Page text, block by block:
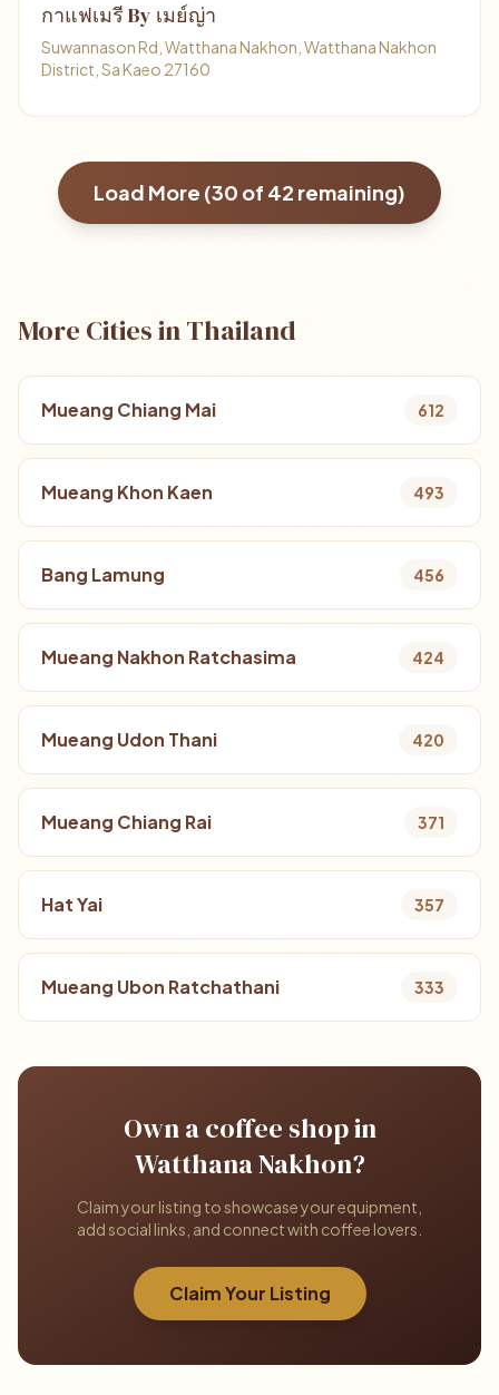
กาแฟเมรี By เมย์ญ่า
Suwannason Rd, Watthana Nakhon, Watthana Nakhon
District, Sa Kaeo 27160
Load More (30 of 42 remaining)
More Cities in Thailand
Mueang Chiang Mai 612
Mueang Khon Kaen 493
Bang Lamung 456
Mueang Nakhon Ratchasima 424
Mueang Udon Thani 420
Mueang Chiang Rai 371
Hat Yai 357
Mueang Ubon Ratchathani 333
Own a coffee shop in
Watthana Nakhon?
Claim your listing to showcase your equipment,
add social links, and connect with coffee lovers.
Claim Your Listing